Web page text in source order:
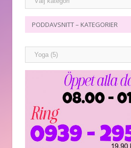
PODDAVSNITT – KATEGORIER